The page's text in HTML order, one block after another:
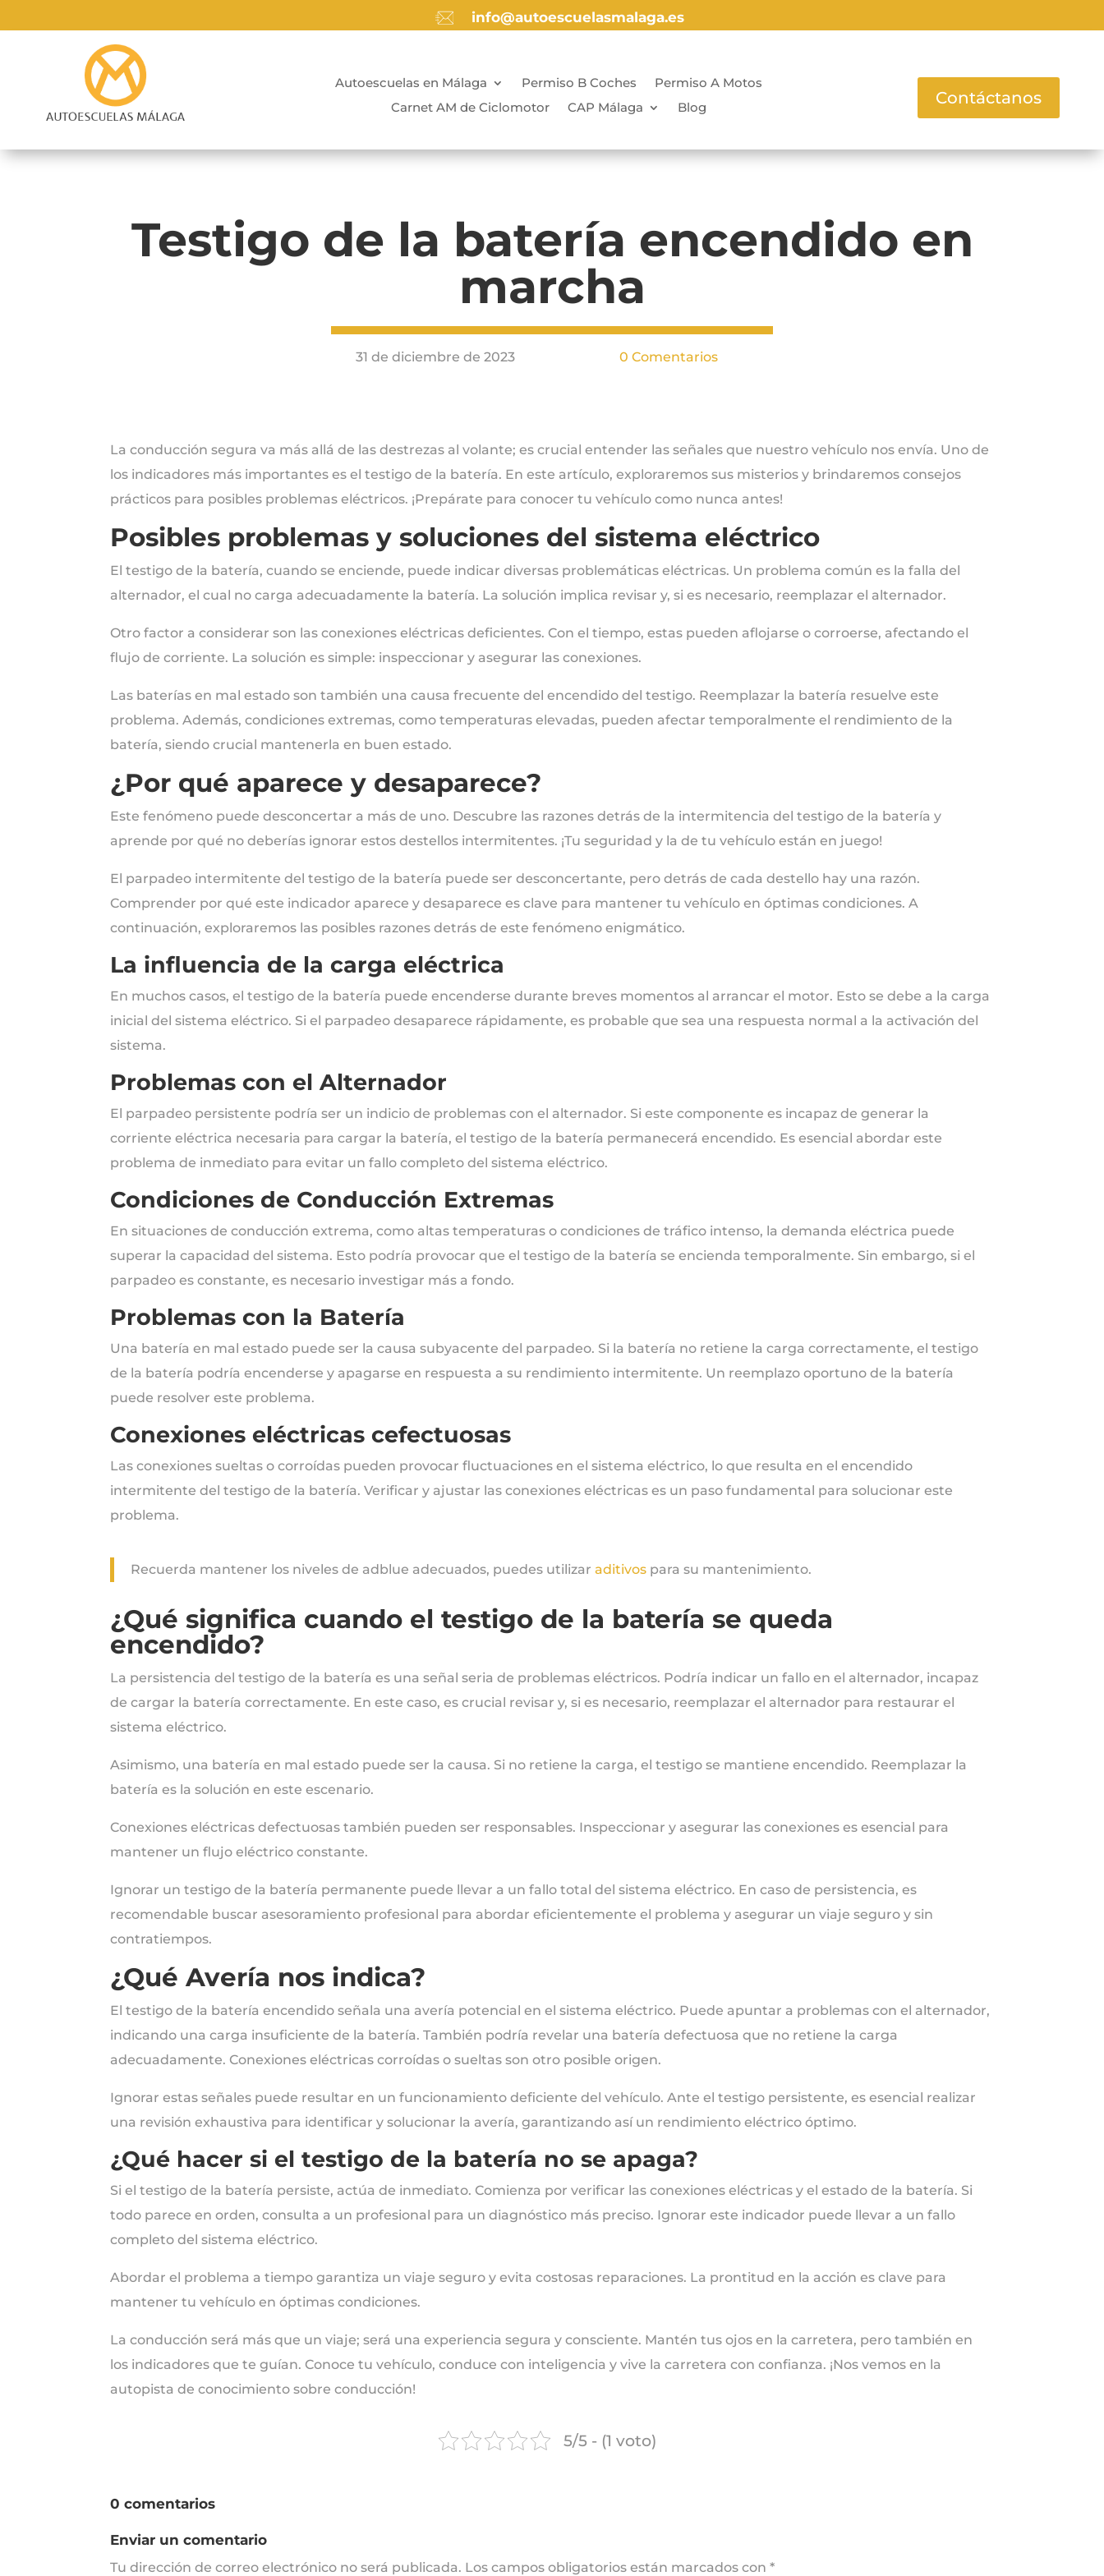
info@autoescuelasmalaga.es
Autoescuelas en Málaga Permiso B Coches
Permiso A Motos
Carnet AM de Ciclomotor
CAP Málaga Blog Contáctanos
Testigo de la batería encendido en
marcha
31 de diciembre de 2023 0 Comentarios
La conducción segura va más allá de las destrezas al volante; es crucial entender las señales que nuestro vehículo nos envía. Uno de
los indicadores más importantes es el testigo de la batería. En este artículo, exploraremos sus misterios y brindaremos consejos
prácticos para posibles problemas eléctricos. ¡Prepárate para conocer tu vehículo como nunca antes!
Posibles problemas y soluciones del sistema eléctrico
El testigo de la batería, cuando se enciende, puede indicar diversas problemáticas eléctricas. Un problema común es la falla del
alternador, el cual no carga adecuadamente la batería. La solución implica revisar y, si es necesario, reemplazar el alternador.
Otro factor a considerar son las conexiones eléctricas deficientes. Con el tiempo, estas pueden aflojarse o corroerse, afectando el
flujo de corriente. La solución es simple: inspeccionar y asegurar las conexiones.
Las baterías en mal estado son también una causa frecuente del encendido del testigo. Reemplazar la batería resuelve este
problema. Además, condiciones extremas, como temperaturas elevadas, pueden afectar temporalmente el rendimiento de la
batería, siendo crucial mantenerla en buen estado.
¿Por qué aparece y desaparece?
Este fenómeno puede desconcertar a más de uno. Descubre las razones detrás de la intermitencia del testigo de la batería y
aprende por qué no deberías ignorar estos destellos intermitentes. ¡Tu seguridad y la de tu vehículo están en juego!
El parpadeo intermitente del testigo de la batería puede ser desconcertante, pero detrás de cada destello hay una razón.
Comprender por qué este indicador aparece y desaparece es clave para mantener tu vehículo en óptimas condiciones. A
continuación, exploraremos las posibles razones detrás de este fenómeno enigmático.
La influencia de la carga eléctrica
En muchos casos, el testigo de la batería puede encenderse durante breves momentos al arrancar el motor. Esto se debe a la carga
inicial del sistema eléctrico. Si el parpadeo desaparece rápidamente, es probable que sea una respuesta normal a la activación del
sistema.
Problemas con el Alternador
El parpadeo persistente podría ser un indicio de problemas con el alternador. Si este componente es incapaz de generar la
corriente eléctrica necesaria para cargar la batería, el testigo de la batería permanecerá encendido. Es esencial abordar este
problema de inmediato para evitar un fallo completo del sistema eléctrico.
Condiciones de Conducción Extremas
En situaciones de conducción extrema, como altas temperaturas o condiciones de tráfico intenso, la demanda eléctrica puede
superar la capacidad del sistema. Esto podría provocar que el testigo de la batería se encienda temporalmente. Sin embargo, si el
parpadeo es constante, es necesario investigar más a fondo.
Problemas con la Batería
Una batería en mal estado puede ser la causa subyacente del parpadeo. Si la batería no retiene la carga correctamente, el testigo
de la batería podría encenderse y apagarse en respuesta a su rendimiento intermitente. Un reemplazo oportuno de la batería
puede resolver este problema.
Conexiones eléctricas cefectuosas
Las conexiones sueltas o corroídas pueden provocar fluctuaciones en el sistema eléctrico, lo que resulta en el encendido
intermitente del testigo de la batería. Verificar y ajustar las conexiones eléctricas es un paso fundamental para solucionar este
problema.
Recuerda mantener los niveles de adblue adecuados, puedes utilizaraditivos para su mantenimiento.
¿Qué significa cuando el testigo de la batería se queda
encendido?
La persistencia del testigo de la batería es una señal seria de problemas eléctricos. Podría indicar un fallo en el alternador, incapaz
de cargar la batería correctamente. En este caso, es crucial revisar y, si es necesario, reemplazar el alternador para restaurar el
sistema eléctrico.
Asimismo, una batería en mal estado puede ser la causa. Si no retiene la carga, el testigo se mantiene encendido. Reemplazar la
batería es la solución en este escenario.
Conexiones eléctricas defectuosas también pueden ser responsables. Inspeccionar y asegurar las conexiones es esencial para
mantener un flujo eléctrico constante.
Ignorar un testigo de la batería permanente puede llevar a un fallo total del sistema eléctrico. En caso de persistencia, es
recomendable buscar asesoramiento profesional para abordar eficientemente el problema y asegurar un viaje seguro y sin
contratiempos.
¿Qué Avería nos indica?
El testigo de la batería encendido señala una avería potencial en el sistema eléctrico. Puede apuntar a problemas con el alternador,
indicando una carga insuficiente de la batería. También podría revelar una batería defectuosa que no retiene la carga
adecuadamente. Conexiones eléctricas corroídas o sueltas son otro posible origen.
Ignorar estas señales puede resultar en un funcionamiento deficiente del vehículo. Ante el testigo persistente, es esencial realizar
una revisión exhaustiva para identificar y solucionar la avería, garantizando así un rendimiento eléctrico óptimo.
¿Qué hacer si el testigo de la batería no se apaga?
Si el testigo de la batería persiste, actúa de inmediato. Comienza por verificar las conexiones eléctricas y el estado de la batería. Si
todo parece en orden, consulta a un profesional para un diagnóstico más preciso. Ignorar este indicador puede llevar a un fallo
completo del sistema eléctrico.
Abordar el problema a tiempo garantiza un viaje seguro y evita costosas reparaciones. La prontitud en la acción es clave para
mantener tu vehículo en óptimas condiciones.
La conducción será más que un viaje; será una experiencia segura y consciente. Mantén tus ojos en la carretera, pero también en
los indicadores que te guían. Conoce tu vehículo, conduce con inteligencia y vive la carretera con confianza. ¡Nos vemos en la
autopista de conocimiento sobre conducción!
5/5 - (1 voto)
0 comentarios
Enviar un comentario
Tu dirección de correo electrónico no será publicada. Los campos obligatorios están marcados con*